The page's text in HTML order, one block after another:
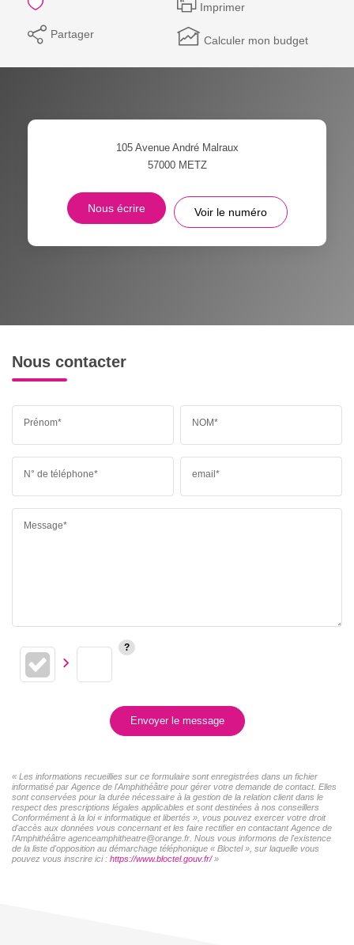
Imprimer
Partager Calculer mon budget
105 Avenue André Malraux
57000 METZ
Nous écrire Voir le numéro
Nous contacter
Prénom* NOM*
N° de téléphone* email*
Message*
Envoyer le message
« Les informations recueillies sur ce formulaire sont enregistrées dans un fichier
informatisé par Agence de l'Amphithéâtre pour gérer votre demande de contact. Elles
sont conservées pour la durée nécessaire à la gestion de la relation client dans le
respect des prescriptions légales applicables et sont destinées à nos conseillers
Conformément à la loi « informatique et libertés », vous pouvez exercer votre droit
d'accès aux données vous concernant et les faire rectifier en contactant Agence de
l'Amphithéâtre agenceamphitheatre@orange.fr. Nous vous informons de l'existence
de la liste d'opposition au démarchage téléphonique « Bloctel », sur laquelle vous
pouvez vous inscrire ici : https://www.bloctel.gouv.fr/»